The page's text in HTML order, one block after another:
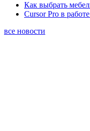
Как выбрать
Cursor Pro в
все новости